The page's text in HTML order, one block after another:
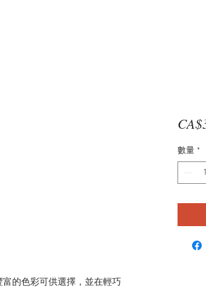
的色彩可供選擇，並在輕巧
數量 *